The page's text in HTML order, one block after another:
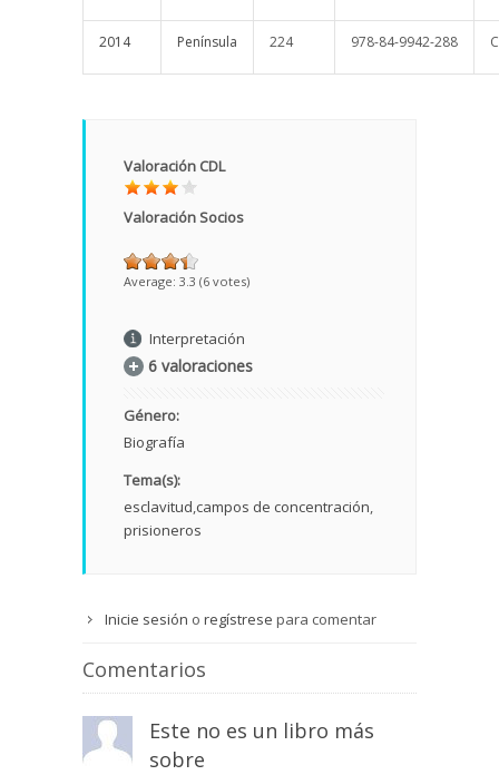
2014 Península 224 978-84-9942-288
Valoración CDL
Valoración Socios
Average: 3.3 (6 votes)
Interpretación
6 valoraciones
Género:
Biografía
Tema(s):
esclavitud campos de concentración
prisioneros
Inicie sesión o regístrese para comentar
Comentarios
Este no es un libro más
sobre